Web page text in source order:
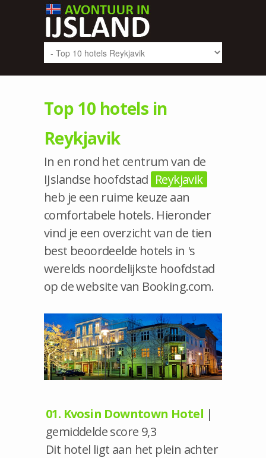
Top 10 hotels in
Reykjavik
In en rond het centrum van de
IJslandse hoofdstad Reykjavik
heb je een ruime keuze aan
comfortabele hotels. Hieronder
vind je een overzicht van de tien
best beoordeelde hotels in 's
werelds noordelijkste hoofdstad
op de website van Booking.com.
01. Kvosin Downtown Hotel |
gemiddelde score 9,3
Dit hotel ligt aan het plein achter